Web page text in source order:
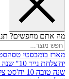
תנו לנו לעזור
טסה
יח'
צלחת
סט צלחות שנה טובה לבן